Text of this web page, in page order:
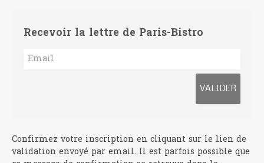
Recevoir la lettre de Paris-Bistro
Confirmez votre inscription en cliquant sur le lien de
validation envoyé par email. Il est parfois possible que